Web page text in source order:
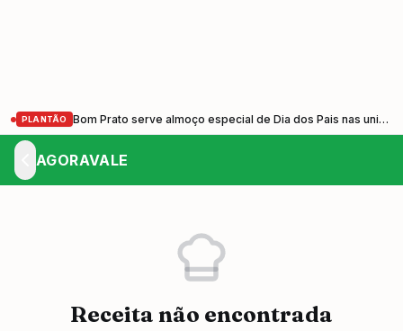
PLANTÃO Bom Prato serve almoço especial de Dia dos Pais nas unidades do Vale do Paraíba nesta sexta-feira (7)
AGORAVALE
Receita não encontrada